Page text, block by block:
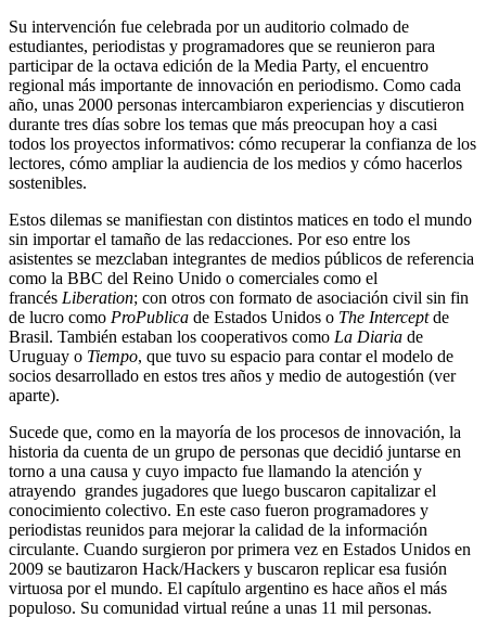
Su intervención fue celebrada por un auditorio colmado de
estudiantes, periodistas y programadores que se reunieron para
participar de la octava edición de la Media Party, el encuentro
regional más importante de innovación en periodismo. Como cada
año, unas 2000 personas intercambiaron experiencias y discutieron
durante tres días sobre los temas que más preocupan hoy a casi
todos los proyectos informativos: cómo recuperar la confianza de los
lectores, cómo ampliar la audiencia de los medios y cómo hacerlos
sostenibles.
Estos dilemas se manifiestan con distintos matices en todo el mundo
sin importar el tamaño de las redacciones. Por eso entre los
asistentes se mezclaban integrantes de medios públicos de referencia
como la BBC del Reino Unido o comerciales como el
francés Liberation; con otros con formato de asociación civil sin fin
de lucro como ProPublica de Estados Unidos o The Interceptde
Brasil. También estaban los cooperativos como La Diaria de
Uruguay o Tiempo, que tuvo su espacio para contar el modelo de
socios desarrollado en estos tres años y medio de autogestión (ver
aparte).
Sucede que, como en la mayoría de los procesos de innovación, la
historia da cuenta de un grupo de personas que decidió juntarse en
torno a una causa y cuyo impacto fue llamando la atención y
atrayendo grandes jugadores que luego buscaron capitalizar el
conocimiento colectivo. En este caso fueron programadores y
periodistas reunidos para mejorar la calidad de la información
circulante. Cuando surgieron por primera vez en Estados Unidos en
2009 se bautizaron Hack/Hackers y buscaron replicar esa fusión
virtuosa por el mundo. El capítulo argentino es hace años el más
populoso. Su comunidad virtual reúne a unas 11 mil personas.